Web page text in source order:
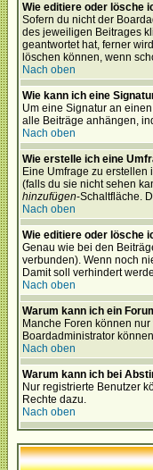
Wie editiere oder lösche
Sofern du nicht der
des jeweiligen Beitrages
geantwortet hat, ferner
löschen können, wenn
Nach oben
Wie kann ich eine
Um eine Signatur an
alle Beiträge anhängen,
Nach oben
Wie erstelle ich eine
Eine Umfrage zu
(falls du sie nicht sehen
hinzufügen-Schaltfläche.
Nach oben
Wie editiere oder lösche
Genau wie bei den
verbunden). Wenn noch
Damit soll verhindert
Nach oben
Warum kann ich ein
Manche Foren können
Boardadministrator
Nach oben
Warum kann ich bei
Nur registrierte Benutzer
Rechte dazu.
Nach oben